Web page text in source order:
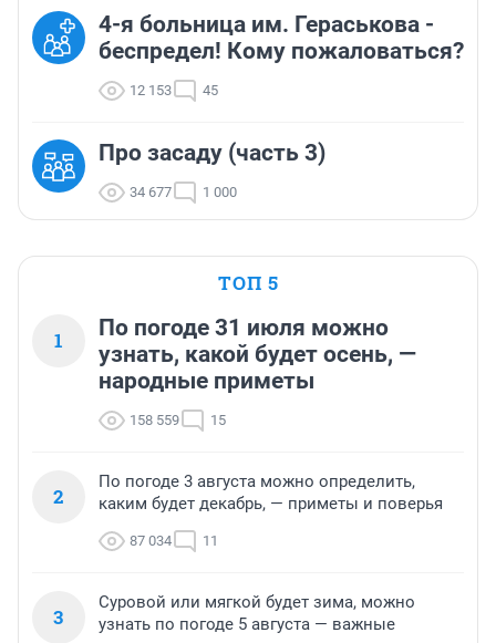
4-я больница им. Гераськова -
беспредел! Кому пожаловаться?
12 153 45
Про засаду (часть 3)
34 677 1 000
ТОП 5
1
По погоде 31 июля можно
узнать, какой будет осень, —
народные приметы
158 559 15
2
По погоде 3 августа можно определить,
каким будет декабрь, — приметы и поверья
87 034 11
3
Суровой или мягкой будет зима, можно
узнать по погоде 5 августа — важные